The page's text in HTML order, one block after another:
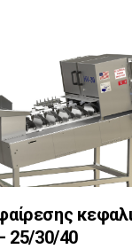
25/30/40